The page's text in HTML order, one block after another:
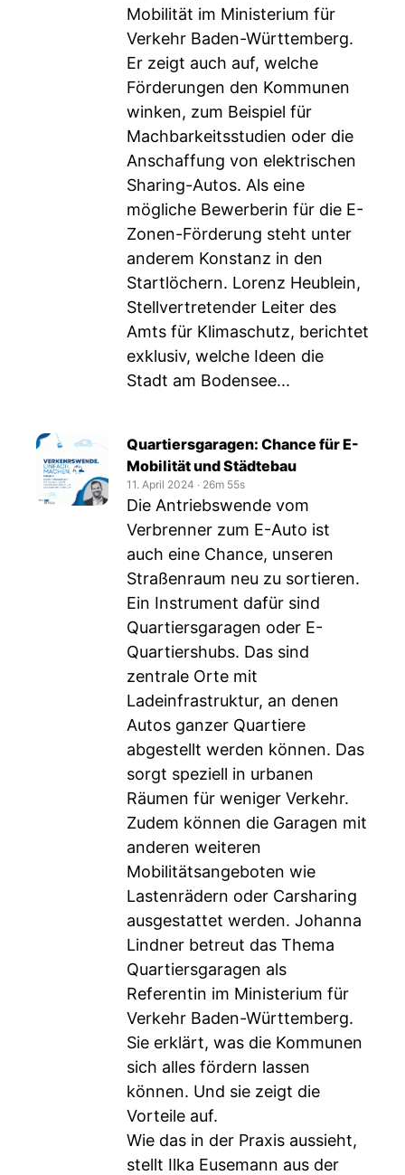
Mobilität im Ministerium für
Verkehr Baden-Württemberg.
Er zeigt auch auf, welche
Förderungen den Kommunen
winken, zum Beispiel für
Machbarkeitsstudien oder die
Anschaffung von elektrischen
Sharing-Autos. Als eine
mögliche Bewerberin für die E-
Zonen-Förderung steht unter
anderem Konstanz in den
Startlöchern. Lorenz Heublein,
Stellvertretender Leiter des
Amts für Klimaschutz, berichtet
exklusiv, welche Ideen die
Stadt am Bodensee...
Quartiersgaragen: Chance für E-
Mobilität und Städtebau
11. April 2024 ‧ 26m 55s
Die Antriebswende vom
Verbrenner zum E-Auto ist
auch eine Chance, unseren
Straßenraum neu zu sortieren.
Ein Instrument dafür sind
Quartiersgaragen oder E-
Quartiershubs. Das sind
zentrale Orte mit
Ladeinfrastruktur, an denen
Autos ganzer Quartiere
abgestellt werden können. Das
sorgt speziell in urbanen
Räumen für weniger Verkehr.
Zudem können die Garagen mit
anderen weiteren
Mobilitätsangeboten wie
Lastenrädern oder Carsharing
ausgestattet werden. Johanna
Lindner betreut das Thema
Quartiersgaragen als
Referentin im Ministerium für
Verkehr Baden-Württemberg.
Sie erklärt, was die Kommunen
sich alles fördern lassen
können. Und sie zeigt die
Vorteile auf.
Wie das in der Praxis aussieht,
stellt Ilka Eusemann aus der